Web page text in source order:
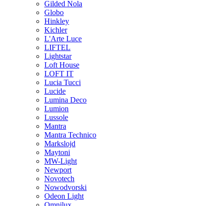
Gilded Nola
Globo
Hinkley
Kichler
L'Arte Luce
LIFTEL
Lightstar
Loft House
LOFT IT
Lucia Tucci
Lucide
Lumina Deco
Lumion
Lussole
Mantra
Mantra Technico
Markslojd
Maytoni
MW-Light
Newport
Novotech
Nowodvorski
Odeon Light